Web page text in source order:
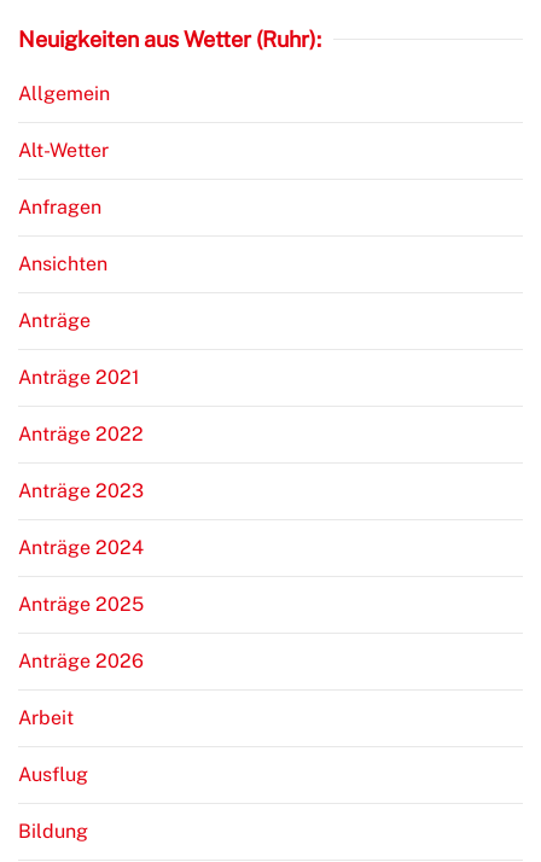
Neuigkeiten aus Wetter (Ruhr):
Allgemein
Alt-Wetter
Anfragen
Ansichten
Anträge
Anträge 2021
Anträge 2022
Anträge 2023
Anträge 2024
Anträge 2025
Anträge 2026
Arbeit
Ausflug
Bildung